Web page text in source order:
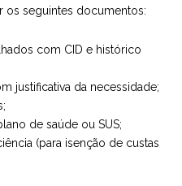
os seguintes documentos:
com CID e histórico
justificativa da necessidade;
de saúde ou SUS;
(para isenção de custas